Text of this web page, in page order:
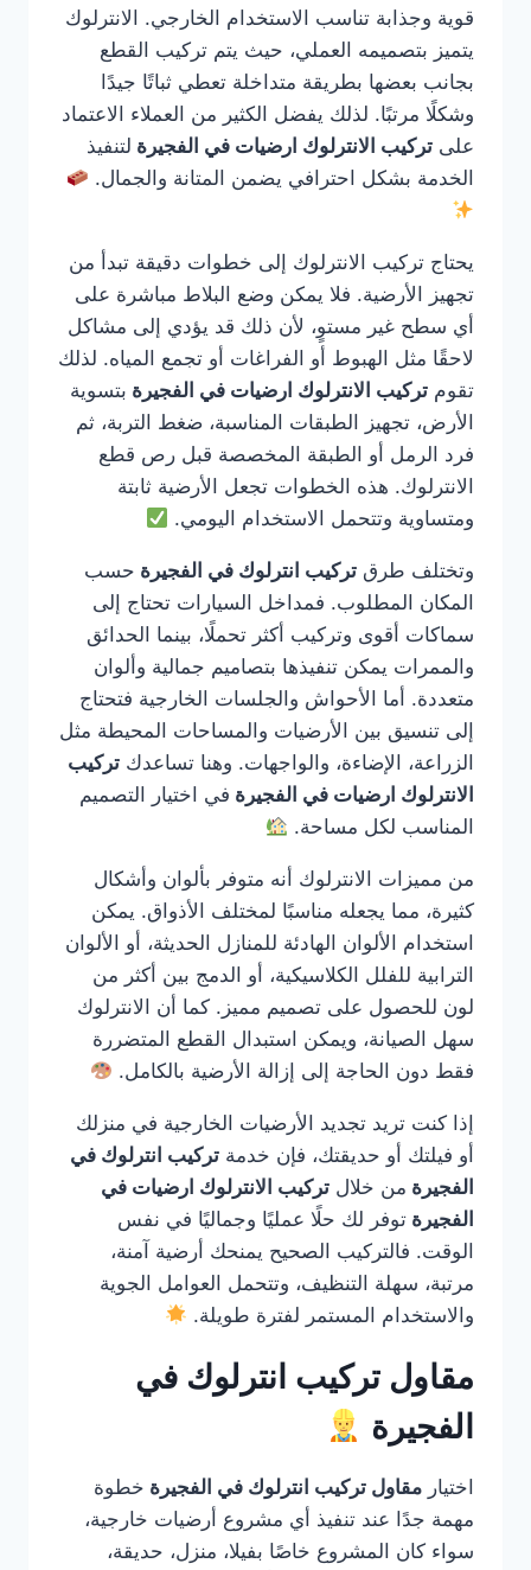
قوية وجذابة تناسب الاستخدام الخارجي. الانترلوك
يتميز بتصميمه العملي، حيث يتم تركيب القطع
بجانب بعضها بطريقة متداخلة تعطي ثباتًا جيدًا
وشكلًا مرتبًا. لذلك يفضل الكثير من العملاء الاعتماد
على تركيب الانترلوك ارضيات في الفجيرة لتنفيذ
الخدمة بشكل احترافي يضمن المتانة والجمال.
يحتاج تركيب الانترلوك إلى خطوات دقيقة تبدأ من
تجهيز الأرضية. فلا يمكن وضع البلاط مباشرة على
أي سطح غير مستوٍ، لأن ذلك قد يؤدي إلى مشاكل
لاحقًا مثل الهبوط أو الفراغات أو تجمع المياه. لذلك
تقوم تركيب الانترلوك ارضيات في الفجيرة بتسوية
الأرض، تجهيز الطبقات المناسبة، ضغط التربة، ثم
فرد الرمل أو الطبقة المخصصة قبل رص قطع
الانترلوك. هذه الخطوات تجعل الأرضية ثابتة
ومتساوية وتتحمل الاستخدام اليومي.
وتختلف طرق تركيب انترلوك في الفجيرة حسب
المكان المطلوب. فمداخل السيارات تحتاج إلى
سماكات أقوى وتركيب أكثر تحملًا، بينما الحدائق
والممرات يمكن تنفيذها بتصاميم جمالية وألوان
متعددة. أما الأحواش والجلسات الخارجية فتحتاج
إلى تنسيق بين الأرضيات والمساحات المحيطة مثل
الزراعة، الإضاءة، والواجهات. وهنا تساعدك تركيب
الانترلوك ارضيات في الفجيرة في اختيار التصميم
المناسب لكل مساحة.
من مميزات الانترلوك أنه متوفر بألوان وأشكال
كثيرة، مما يجعله مناسبًا لمختلف الأذواق. يمكن
استخدام الألوان الهادئة للمنازل الحديثة، أو الألوان
الترابية للفلل الكلاسيكية، أو الدمج بين أكثر من
لون للحصول على تصميم مميز. كما أن الانترلوك
سهل الصيانة، ويمكن استبدال القطع المتضررة
فقط دون الحاجة إلى إزالة الأرضية بالكامل.
إذا كنت تريد تجديد الأرضيات الخارجية في منزلك
أو فيلتك أو حديقتك، فإن خدمة تركيب انترلوك في
الفجيرة من خلال تركيب الانترلوك ارضيات في
الفجيرة توفر لك حلًا عمليًا وجماليًا في نفس
الوقت. فالتركيب الصحيح يمنحك أرضية آمنة،
مرتبة، سهلة التنظيف، وتتحمل العوامل الجوية
والاستخدام المستمر لفترة طويلة.
مقاول تركيب انترلوك في
الفجيرة
اختيار مقاول تركيب انترلوك في الفجيرة خطوة
مهمة جدًا عند تنفيذ أي مشروع أرضيات خارجية،
سواء كان المشروع خاصًا بفيلا، منزل، حديقة،